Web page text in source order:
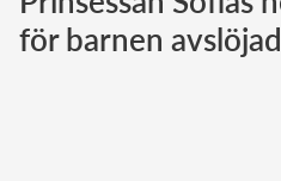
Norska
för barnen avslöjad